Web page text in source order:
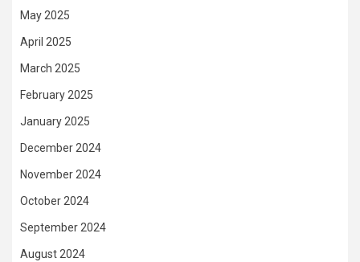
May 2025
April 2025
March 2025
February 2025
January 2025
December 2024
November 2024
October 2024
September 2024
August 2024